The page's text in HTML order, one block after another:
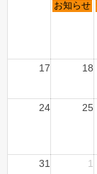
お知らせ
17 18
24 25
31 1